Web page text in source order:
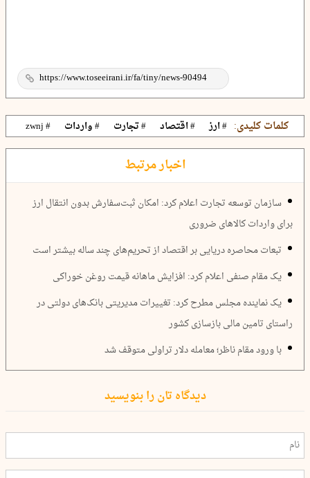
کلمات کلیدی: # ارز # اقتصاد # تجارت # واردات # zwnj
اخبار مرتبط
سازمان توسعه تجارت اعلام کرد: امکان ثبت‌سفارش بدون انتقال ارز
برای واردات کالاهای ضروری
تبعات محاصره دریایی بر اقتصاد از تحریم‌های چند ساله بیشتر است
یک مقام صنفی اعلام کرد: افزایش ماهانه قیمت روغن خوراکی
یک نماینده مجلس مطرح کرد: تغییرات مدیریتی بانک‌های دولتی در
راستای تامین مالی بازسازی کشور
با ورود مقام ناظر؛ معامله دلار تراولی متوقف شد
دیدگاه تان را بنویسید